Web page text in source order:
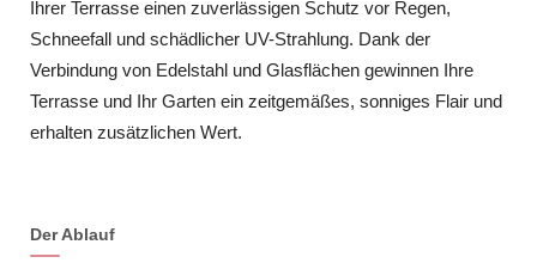
Ihrer Terrasse einen zuverlässigen Schutz vor Regen,
Schneefall und schädlicher UV-Strahlung. Dank der
Verbindung von Edelstahl und Glasflächen gewinnen Ihre
Terrasse und Ihr Garten ein zeitgemäßes, sonniges Flair und
erhalten zusätzlichen Wert.
Der Ablauf